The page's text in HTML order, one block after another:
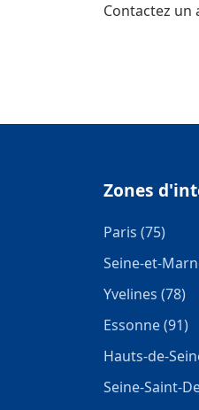
Contactez
Zones
Paris (75)
Seine-et-
Yvelines (78)
Essonne (91)
Hauts-de-
Seine-Saint-